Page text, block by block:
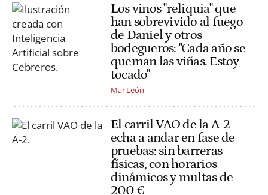
Los vinos "reliquia" que
han sobrevivido al fuego
de Daniel y otros
bodegueros: "Cada año se
queman las viñas. Estoy
tocado"
Mar León
El carril VAO de la A-2
echa a andar en fase de
pruebas: sin barreras
físicas, con horarios
dinámicos y multas de
200 €